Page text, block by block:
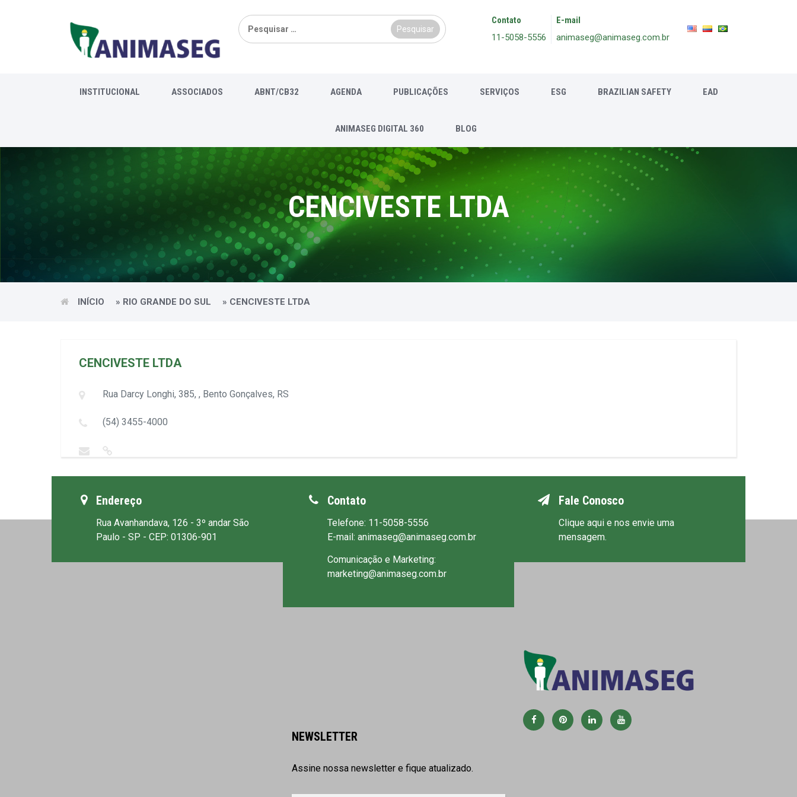
Pesquisar
por:
Contato
11-5058-5556
E-mail
animaseg@animaseg.com.br
INSTITUCIONAL ASSOCIADOS ABNT/CB32 AGENDA PUBLICAÇÕES SERVIÇOS ESG BRAZILIAN SAFETY EAD
ANIMASEG DIGITAL 360 BLOG
CENCIVESTE LTDA
INÍCIO » RIO GRANDE DO SUL » CENCIVESTE LTDA
CENCIVESTE LTDA
Rua Darcy Longhi, 385, , Bento Gonçalves, RS
(54) 3455-4000
Endereço
Rua Avanhandava, 126 - 3º andar São
Paulo - SP - CEP: 01306-901
Contato
Telefone: 11-5058-5556
E-mail: animaseg@animaseg.com.br
Comunicação e Marketing:
marketing@animaseg.com.br
Fale Conosco
Clique aqui e nos envie uma
mensagem.
NEWSLETTER
Assine nossa newsletter e fique atualizado.